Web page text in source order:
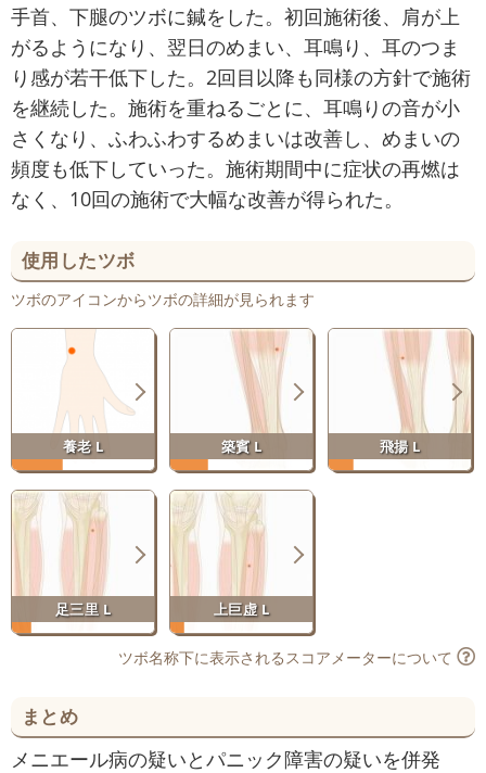
手首、下腿のツボに鍼をした。初回施術後、肩が上
がるようになり、翌日のめまい、耳鳴り、耳のつま
り感が若干低下した。2回目以降も同様の方針で施術
を継続した。施術を重ねるごとに、耳鳴りの音が小
さくなり、ふわふわするめまいは改善し、めまいの
頻度も低下していった。施術期間中に症状の再燃は
なく、10回の施術で大幅な改善が得られた。
使用したツボ
ツボのアイコンからツボの詳細が見られます
養老 L 築賓 L 飛揚 L
足三里 L 上巨虚 L
ツボ名称下に表示されるスコアメーターについて
まとめ
メニエール病の疑いとパニック障害の疑いを併発